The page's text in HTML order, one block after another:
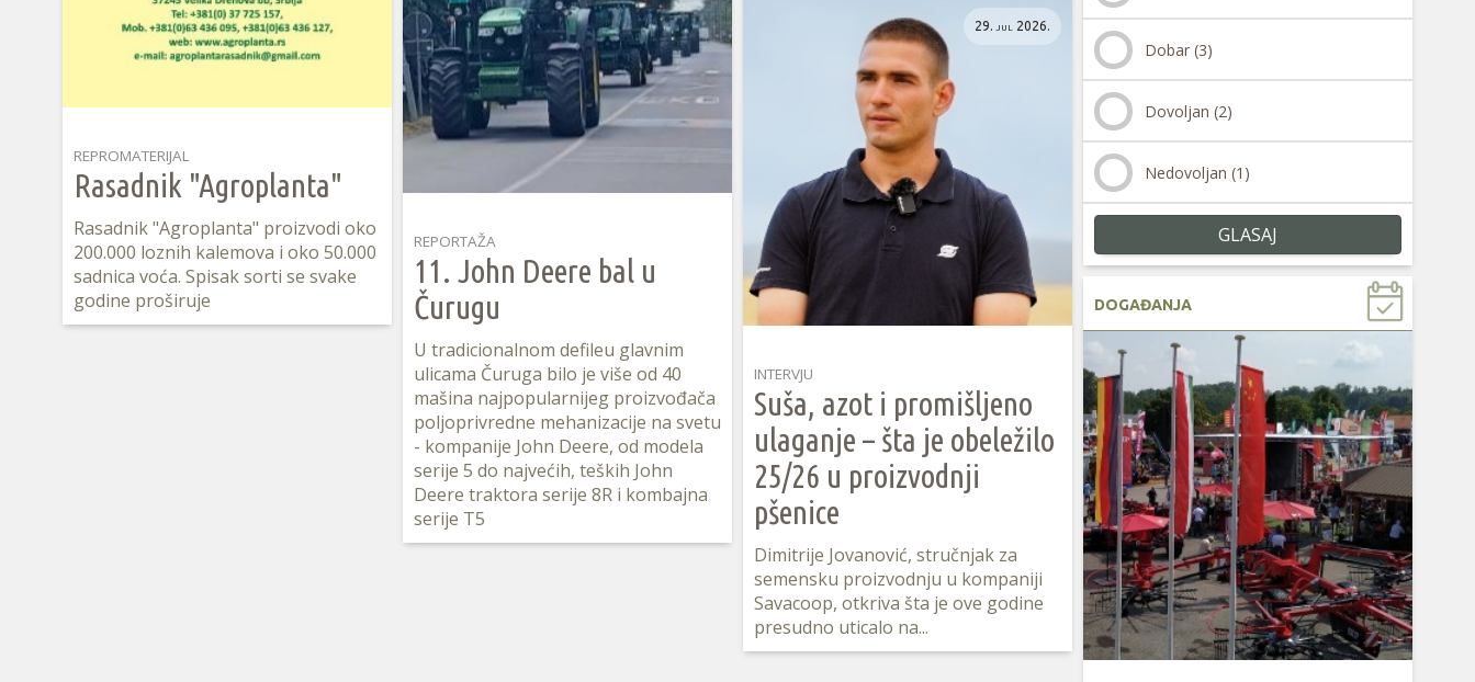
REPROMATERIJAL
Rasadnik "Agroplanta"
Rasadnik "Agroplanta" proizvodi oko
200.000 loznih kalemova i oko 50.000
sadnica voća. Spisak sorti se svake
godine proširuje
Dobar (3)
Dovoljan (2)
Nedovoljan (1)
GLASAJ
REPORTAŽA
11. John Deere bal u
Čurugu
U tradicionalnom defileu glavnim
ulicama Čuruga bilo je više od 40
mašina najpopularnijeg proizvođača
poljoprivredne mehanizacije na svetu
- kompanije John Deere, od modela
serije 5 do najvećih, teških John
Deere traktora serije 8R i kombajna
serije T5
INTERVJU
Suša, azot i promišljeno
ulaganje – šta je obeležilo
25/26 u proizvodnji
pšenice
29. jul 2026.
Dimitrije Jovanović, stručnjak za
semensku proizvodnju u kompaniji
Savacoop, otkriva šta je ove godine
presudno uticalo na...
DOGAĐANJA